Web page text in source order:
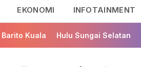
EKONOMI INFOTAINMENT
Barito Kuala Hulu Sungai Selatan